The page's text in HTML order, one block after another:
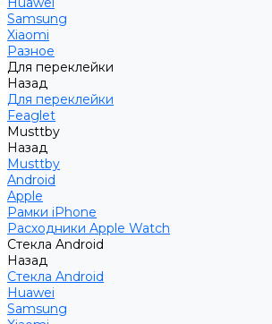
Samsung
Xiaomi
Разное
Для переклейки
Назад
Для переклейки
Feaglet
Musttby
Назад
Musttby
Android
Apple
Рамки iPhone
Расходники Apple Watch
Стекла Android
Назад
Стекла Android
Huawei
Samsung